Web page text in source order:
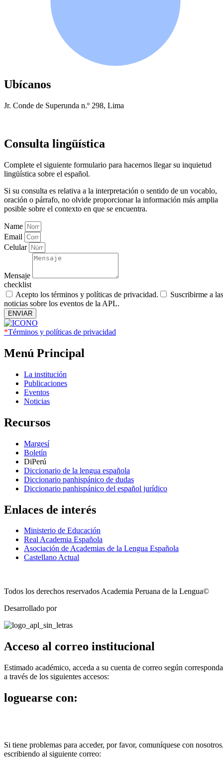
Ubícanos
Jr. Conde de Superunda n.º 298, Lima
Consulta lingüística
Complete el siguiente formulario para hacernos llegar su inquietud
lingüística sobre el español.
Si su consulta es relativa a la interpretación o sentido de un vocablo,
oración o párrafo, no olvide proporcionar la información más amplia
posible sobre el contexto en que se encuentra.
Name
Email
Celular
Mensaje
checklist
Acepto los términos y políticas de privacidad.
Suscribirme a las
noticias sobre los eventos de la APL.
ENVIAR
*Términos y políticas de privacidad
Menú Principal
La institución
Publicaciones
Eventos
Noticias
Recursos
Margesí
Boletín
DiPerú
Diccionario de la lengua española
Diccionario panhispánico de dudas
Diccionario panhispánico del español jurídico
Enlaces de interés
Ministerio de Educación
Real Academia Española
Asociación de Academias de la Lengua Española
Castellano Actual
Todos los derechos reservados Academia Peruana de la Lengua©
Desarrollado por
Acceso al correo institucional
Estimado académico, acceda a su cuenta de correo según corresponda
a través de los siguientes accesos:
loguearse con:
Si tiene problemas para acceder, por favor, comuníquese con
escribiendo al siguiente correo: